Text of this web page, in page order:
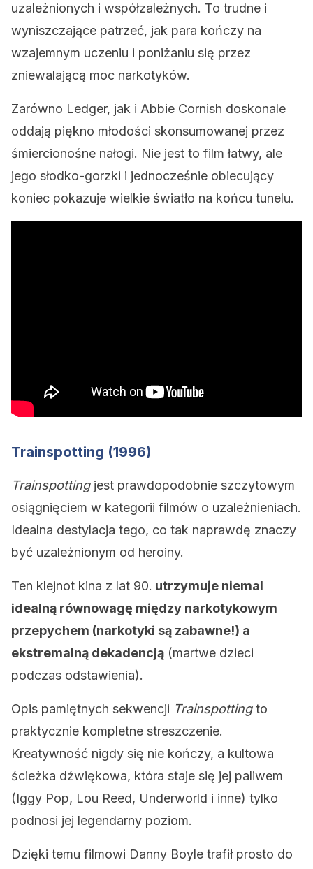
uzależnionych i współzależnych. To trudne i
wyniszczające patrzeć, jak para kończy na
wzajemnym uczeniu i poniżaniu się przez
zniewalającą moc narkotyków.
Zarówno Ledger, jak i Abbie Cornish doskonale
oddają piękno młodości skonsumowanej przez
śmiercionośne nałogi. Nie jest to film łatwy, ale
jego słodko-gorzki i jednocześnie obiecujący
koniec pokazuje wielkie światło na końcu tunelu.
Trainspotting (1996)
Trainspottingjest prawdopodobnie szczytowym
osiągnięciem w kategorii filmów o uzależnieniach.
Idealna destylacja tego, co tak naprawdę znaczy
być uzależnionym od heroiny.
Ten klejnot kina z lat 90. utrzymuje niemal
idealną równowagę między narkotykowym
przepychem (narkotyki są zabawne!) a
ekstremalną dekadencją (martwe dzieci
podczas odstawienia).
Opis pamiętnych sekwencji Trainspottingto
praktycznie kompletne streszczenie.
Kreatywność nigdy się nie kończy, a kultowa
ścieżka dźwiękowa, która staje się jej paliwem
(Iggy Pop, Lou Reed, Underworld i inne) tylko
podnosi jej legendarny poziom.
Dzięki temu filmowi Danny Boyle trafił prosto do